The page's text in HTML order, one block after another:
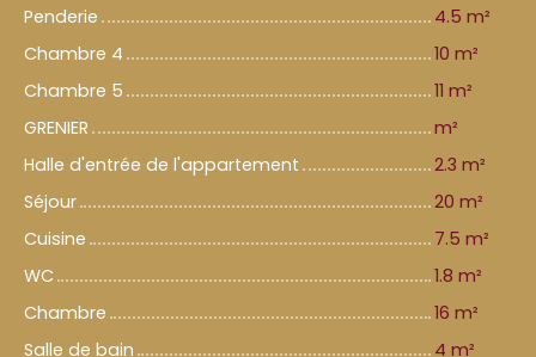
Penderie
4.5 m²
Chambre 4
10 m²
Chambre 5
11 m²
GRENIER
m²
Halle d'entrée de l'appartement
2.3 m²
Séjour
20 m²
Cuisine
7.5 m²
WC
1.8 m²
Chambre
16 m²
Salle de bain
4 m²